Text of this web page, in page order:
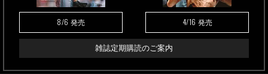
8/6 発売 4/16 発売
雑誌定期購読のご案内